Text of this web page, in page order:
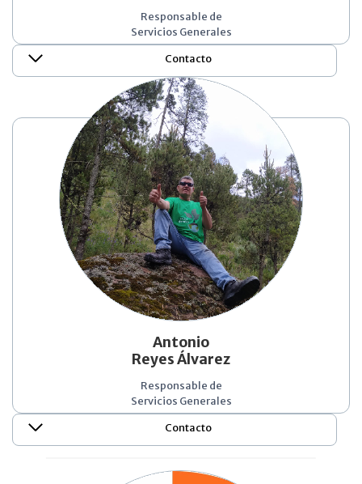
Responsable de
Servicios Generales
Contacto
Antonio
Reyes Álvarez
Responsable de
Servicios Generales
Contacto